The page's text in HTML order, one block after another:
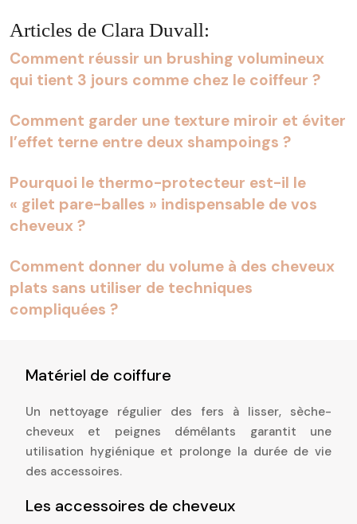
Articles de Clara Duvall:
Comment réussir un brushing volumineux
qui tient 3 jours comme chez le coiffeur ?
Comment garder une texture miroir et éviter
l’effet terne entre deux shampoings ?
Pourquoi le thermo-protecteur est-il le
« gilet pare-balles » indispensable de vos
cheveux ?
Comment donner du volume à des cheveux
plats sans utiliser de techniques
compliquées ?
Matériel de coiffure
Un nettoyage régulier des fers à lisser, sèche-
cheveux et peignes démêlants garantit une
utilisation hygiénique et prolonge la durée de vie
des accessoires.
Les accessoires de cheveux